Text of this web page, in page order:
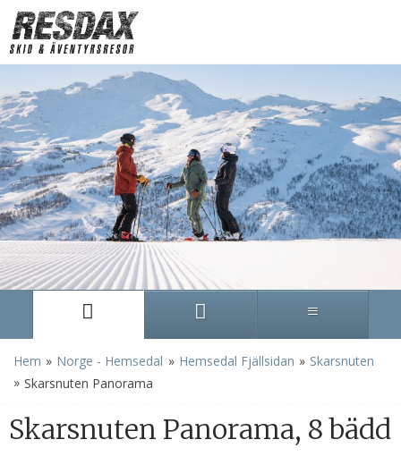
Hem » Norge - Hemsedal » Hemsedal Fjällsidan » Skarsnuten
» Skarsnuten Panorama
Skarsnuten Panorama, 8 bädd